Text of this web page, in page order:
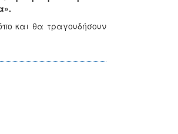
και θα τραγουδήσουν